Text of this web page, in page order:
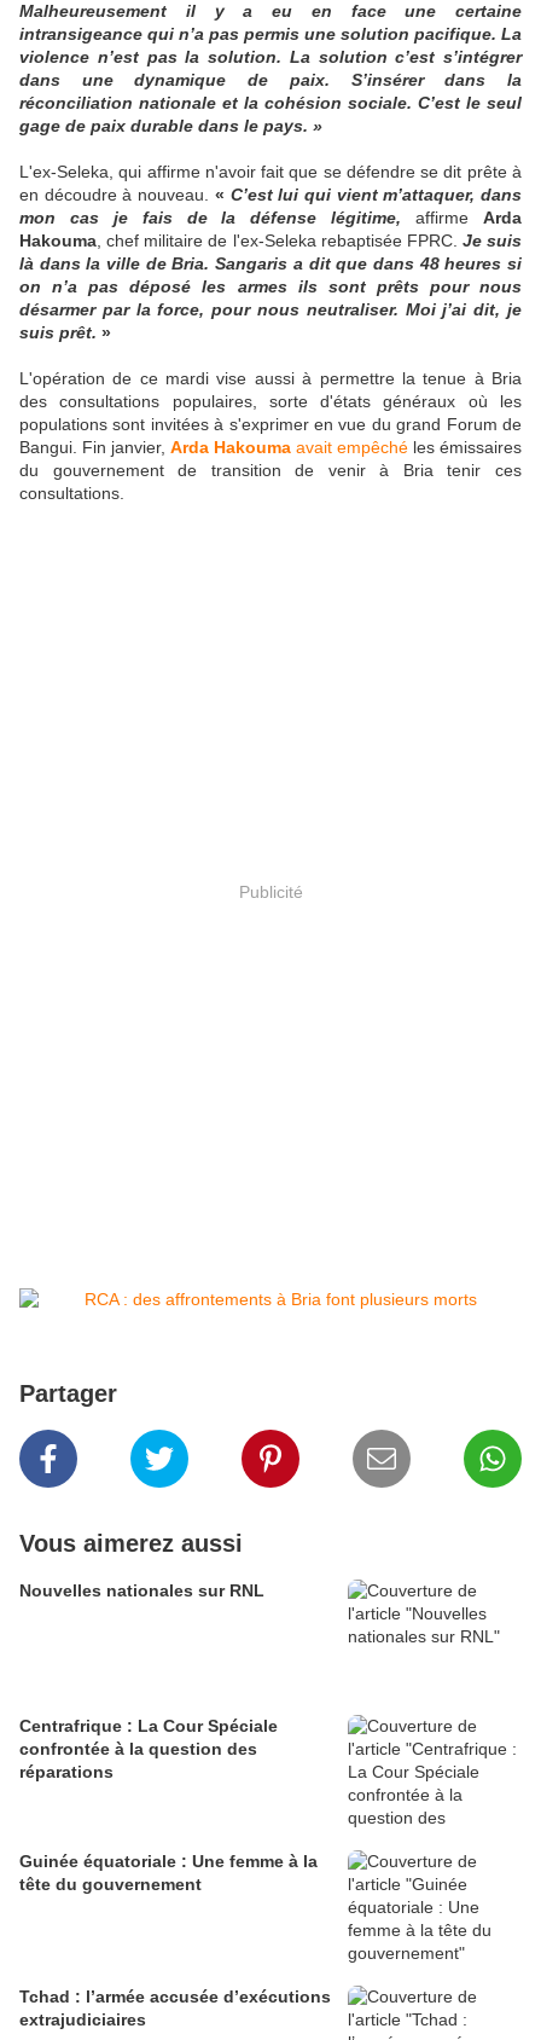
Malheureusement il y a eu en face une certaine
intransigeance qui n’a pas permis une solution pacifique. La
violence n’est pas la solution. La solution c’est s’intégrer
dans une dynamique de paix. S’insérer dans la
réconciliation nationale et la cohésion sociale. C’est le seul
gage de paix durable dans le pays. »
L'ex-Seleka, qui affirme n'avoir fait que se défendre se dit prête à
en découdre à nouveau. « C’est lui qui vient m’attaquer, dans
mon cas je fais de la défense légitime, affirmeArda
Hakouma , chef militaire de l'ex-Seleka rebaptisée FPRC. Je suis
là dans la ville de Bria. Sangaris a dit que dans 48 heures si
on n’a pas déposé les armes ils sont prêts pour nous
désarmer par la force, pour nous neutraliser. Moi j’ai dit, je
suis prêt. »
L'opération de ce mardi vise aussi à permettre la tenue à Bria
des consultations populaires, sorte d'états généraux où les
populations sont invitées à s'exprimer en vue du grand Forum de
Bangui. Fin janvier, Arda Hakouma avait empêché les émissaires
du gouvernement de transition de venir à Bria tenir ces
consultations.
Publicité
Partager
Vous aimerez aussi
Nouvelles nationales sur RNL
Centrafrique : La Cour Spéciale
confrontée à la question des
réparations
Guinée équatoriale : Une femme à la
tête du gouvernement
Tchad : l’armée accusée d’exécutions
extrajudiciaires